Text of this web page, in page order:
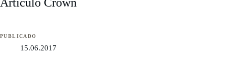
PUBLICADO
15.06.2017